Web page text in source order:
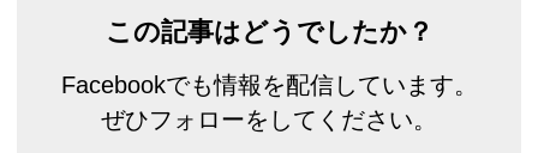
この記事はどうでしたか？
Facebookでも情報を配信しています。
ぜひフォローをしてください。